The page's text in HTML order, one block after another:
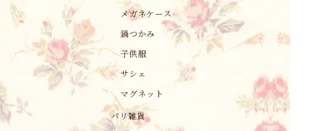
メガネケース
鍋つかみ
子供服
サシェ
マグネット
パリ雑貨